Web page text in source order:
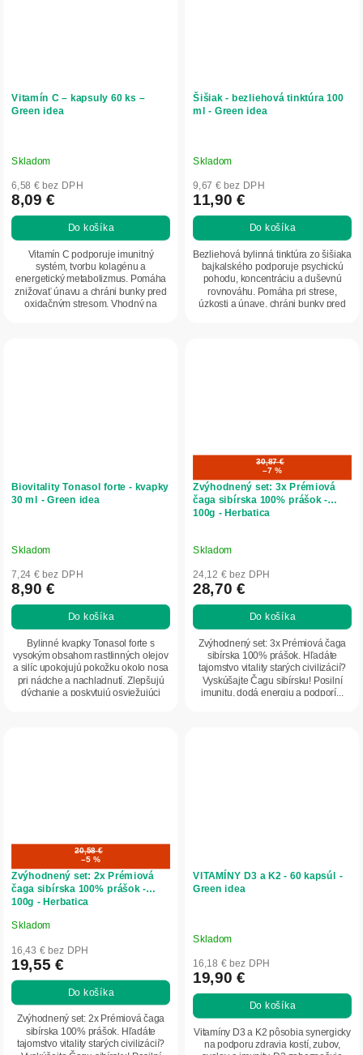
Vitamín C – kapsuly 60 ks –
Green idea
Skladom
6,58 € bez DPH
8,09 €
Do košíka
Vitamín C podporuje imunitný
systém, tvorbu kolagénu a
energetický metabolizmus. Pomáha
znižovať únavu a chráni bunky pred
oxidačným stresom. Vhodný na
Šišiak - bezliehová tinktúra 100
ml - Green idea
Skladom
9,67 € bez DPH
11,90 €
Do košíka
Bezliehová bylinná tinktúra zo šišiaka
bajkalského podporuje psychickú
pohodu, koncentráciu a duševnú
rovnováhu. Pomáha pri strese,
úzkosti a únave, chráni bunky pred
Biovitality Tonasol forte - kvapky
30 ml - Green idea
Skladom
7,24 € bez DPH
8,90 €
Do košíka
Bylinné kvapky Tonasol forte s
vysokým obsahom rastlinných olejov
a silíc upokojujú pokožku okolo nosa
pri nádche a nachladnutí. Zlepšujú
dýchanie a poskytujú osviežujúci
30,87 €
–7 %
Zvýhodnený set: 3x Prémiová
čaga sibírska 100% prášok -
100g - Herbatica
Skladom
24,12 € bez DPH
28,70 €
Do košíka
Zvýhodnený set: 3x Prémiová čaga
sibírska 100% prášok. Hľadáte
tajomstvo vitality starých civilizácií?
Vyskúšajte Čagu sibírsku! Posilní
imunitu, dodá energiu a podporí...
20,58 €
–5 %
Zvýhodnený set: 2x Prémiová
čaga sibírska 100% prášok -
100g - Herbatica
Priemerné
hodnotenie
produktu
je
5,0
hviezdičiek.
Skladom
16,43 € bez DPH
19,55 €
Do košíka
Zvýhodnený set: 2x Prémiová čaga
sibírska 100% prášok. Hľadáte
tajomstvo vitality starých civilizácií?
VITAMÍNY D3 a K2 - 60 kapsúl -
Green idea
Skladom
16,18 € bez DPH
19,90 €
Do košíka
Vitamíny D3 a K2 pôsobia synergicky
na podporu zdravia kostí, zubov,